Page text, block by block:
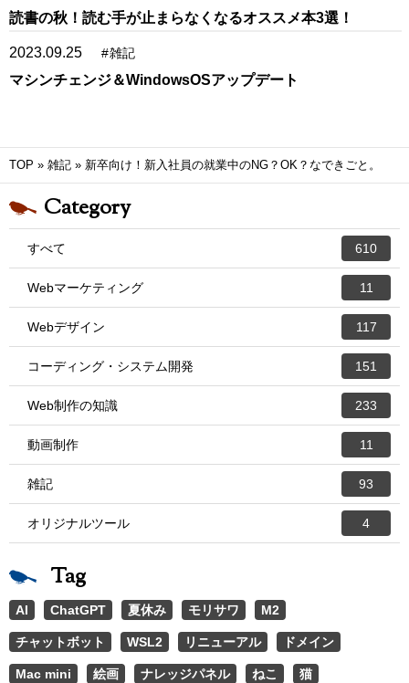
読書の秋！読む手が止まらなくなるオススメ本3選！
2023.09.25 #雑記
マシンチェンジ＆WindowsOSアップデート
TOP » 雑記 » 新卒向け！新入社員の就業中のNG？OK？なできごと。
Category
すべて 610
Webマーケティング 11
Webデザイン 117
コーディング・システム開発 151
Web制作の知識 233
動画制作 11
雑記 93
オリジナルツール 4
Tag
AI ChatGPT 夏休み モリサワ M2
チャットボット WSL2 リニューアル ドメイン
Mac mini 絵画 ナレッジパネル ねこ 猫